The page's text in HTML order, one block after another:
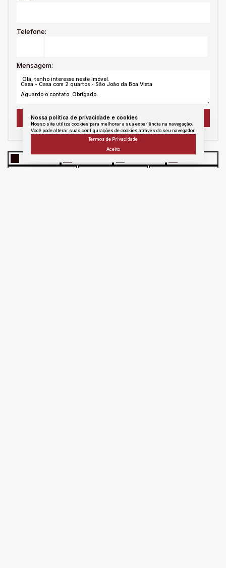
Nossa política de privacidade e cookies
Nosso site utiliza cookies para melhorar a sua experiência na navegação.
Você pode alterar suas configurações de cookies através do seu navegador.
Termos de Privacidade
Aceito
Telefone:
Mensagem: